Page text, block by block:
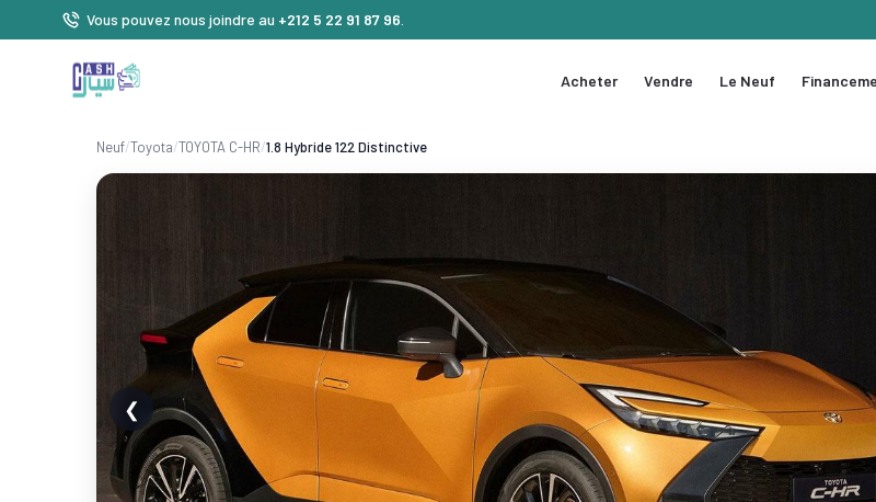
Vous pouvez nous joindre au +212 5 22 91 87 96
Acheter Vendre Le Neuf
Neuf/Toyota/TOYOTA C-HR/1.8 Hybride 122 Distinctive
❮